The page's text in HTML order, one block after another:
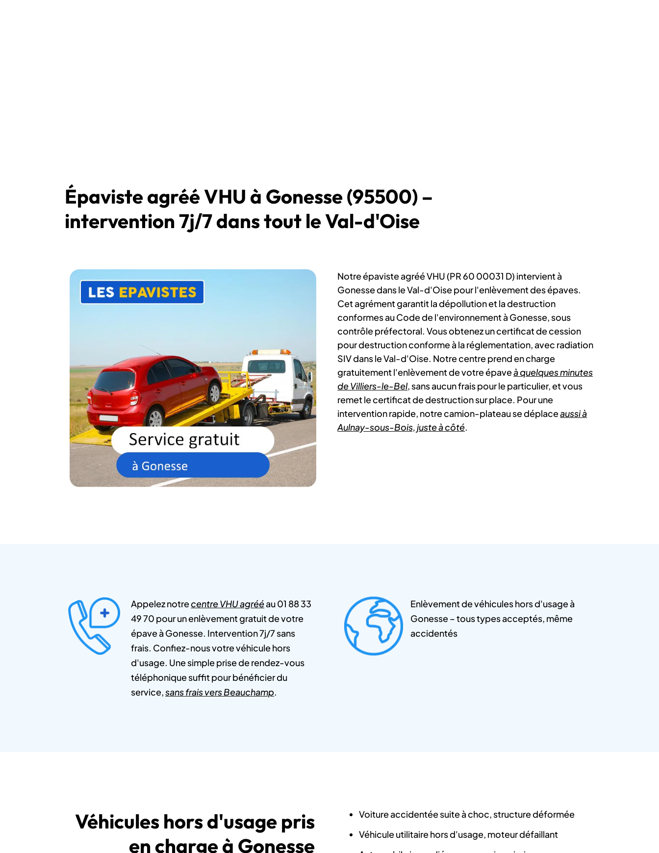
Épaviste agréé VHU à Gonesse (95500) –
intervention 7j/7 dans tout le Val-d'Oise
Notre épaviste agréé VHU (PR 60 00031 D) intervient à
Gonesse dans le Val-d'Oise pour l'enlèvement des épaves.
Cet agrément garantit la dépollution et la destruction
conformes au Code de l'environnement à Gonesse, sous
contrôle préfectoral. Vous obtenez un certificat de cession
pour destruction conforme à la réglementation, avec radiation
SIV dans le Val-d'Oise. Notre centre prend en charge
gratuitement l'enlèvement de votre épaveà quelques minutes
de Villiers-le-Bel, sans aucun frais pour le particulier, et vous
remet le certificat de destruction sur place. Pour une
intervention rapide, notre camion-plateau se déplaceaussi à
Aulnay-sous-Bois, juste à côté.
Appelez notrecentre VHU agrééau 01 88 33
49 70 pour un enlèvement gratuit de votre
épave à Gonesse. Intervention 7j/7 sans
frais. Confiez-nous votre véhicule hors
d'usage. Une simple prise de rendez-vous
téléphonique suffit pour bénéficier du
service,sans frais vers Beauchamp.
Enlèvement de véhicules hors d'usage à
Gonesse – tous types acceptés, même
accidentés
Véhicules hors d'usage pris
en charge à Gonesse
Voiture accidentée suite à choc, structure déformée
Véhicule utilitaire hors d'usage, moteur défaillant